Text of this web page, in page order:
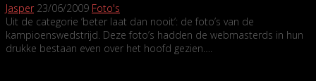
Jasper 23/06/2009 Foto's
Uit de categorie ‘beter laat dan nooit’: de foto’s van de
kampioenswedstrijd. Deze foto’s hadden de webmasterds in hun
drukke bestaan even over het hoofd gezien….